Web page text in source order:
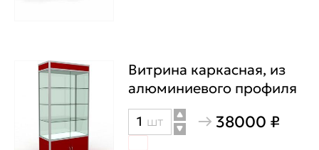
Витрина каркасная, из
алюминиевого профиля
Количество
товара
шт 38000 ₽